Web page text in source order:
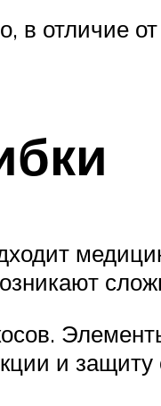
в отличие
и